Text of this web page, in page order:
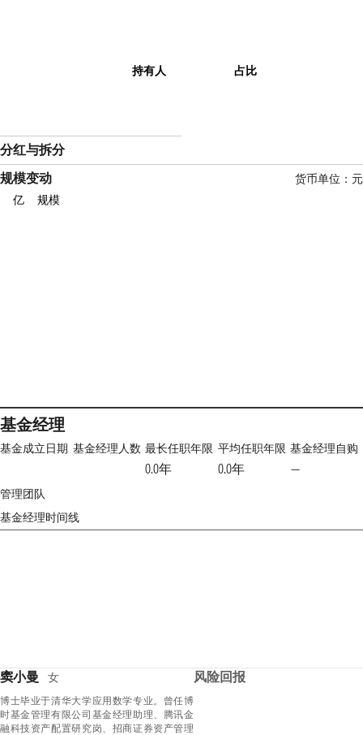
持有人 占比
分红与拆分
规模变动
货币单位：元
亿
规模
基金经理
基金成立日期 基金经理人数 最长任职年限
0.0年
平均任职年限
0.0年
基金经理自购
—
管理团队
基金经理时间线
窦小曼 女
博士毕业于清华大学应用数学专业。曾任博
时基金管理有限公司基金经理助理、腾讯金
融科技资产配置研究岗、招商证券资产管理
风险回报